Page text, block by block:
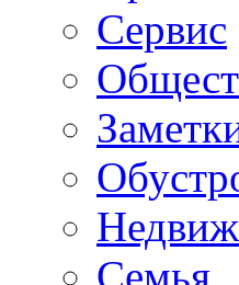
Сервис
Семья